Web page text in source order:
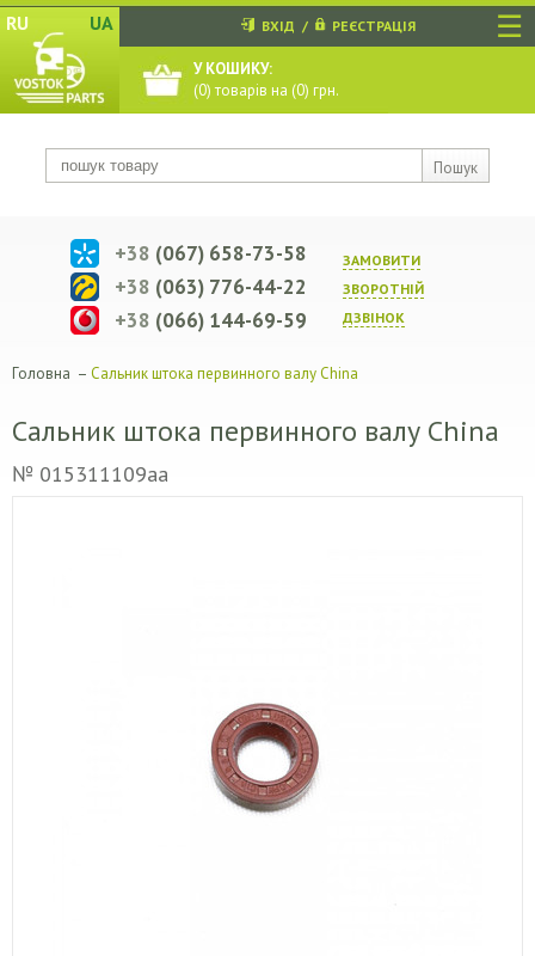
☰
RU UA
Пошук
ВХІД / РЕЄСТРАЦІЯ
У КОШИКУ:
(0) товарів на (0) грн.
ЗАМОВИТИ
ЗВОРОТНIЙ
ДЗВIНОК
+38 (067) 658-73-58
+38 (063) 776-44-22
+38 (066) 144-69-59
Головна – Сальник штока первинного валу China
Сальник штока первинного валу China
№ 015311109aa